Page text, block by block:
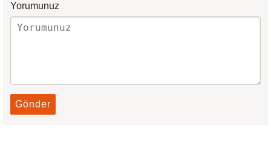
Yorumunuz
Gönder